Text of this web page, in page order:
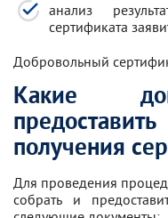
анализ
сертификата
Добровольный
Какие
получения
Для проведения
собрать и